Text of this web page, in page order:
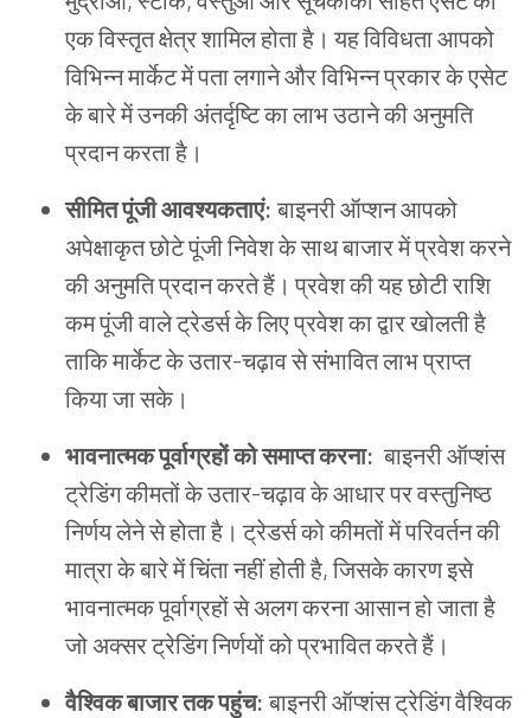
एकविस्तृतक्षेत्रशामिलहोताहै। यहविविधताआपको
विभिन्नमार्केटमेंपतालगानेऔरविभिन्नप्रकारकेएसेट
केबारेमेंउनकीअंतर्दृष्टिकालाभउठानेकीअनुमति
प्रदानकरताहै।
सीमितपूंजीआवश्यकताएं:बाइनरीऑप्शनआपको
अपेक्षाकृतछोटेपूंजीनिवेशकेसाथबाजारमेंप्रवेशकरने
कीअनुमतिप्रदानकरतेहैं। प्रवेशकीयहछोटीराशि
कमपूंजीवालेट्रेडर्सकेलिएप्रवेशकाद्वारखोलतीहै
ताकिमार्केटकेउतार-चढ़ावसेसंभावितलाभप्राप्त
कियाजासके।
भावनात्मकपूर्वाग्रहोंकोसमाप्तकरना: बाइनरीऑप्शंस
ट्रेडिंगकीमतोंकेउतार-चढ़ावकेआधारपरवस्तुनिष्ठ
निर्णयलेनेसेहोताहै। ट्रेडर्सकोकीमतोंमेंपरिवर्तनकी
मात्राकेबारेमेंचिंतानहींहोतीहै,जिसकेकारणइसे
भावनात्मकपूर्वाग्रहोंसेअलगकरनाआसानहोजाताहै
जोअक्सरट्रेडिंगनिर्णयोंकोप्रभावितकरतेहैं।
वैश्विकबाजारतकपहुंच:बाइनरीऑप्शंसट्रेडिंगवैश्विक